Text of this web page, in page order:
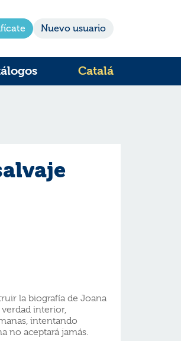
Nuevo usuario
Catalá
la biografía de Joana
interior,
intentando
no aceptará jamás.